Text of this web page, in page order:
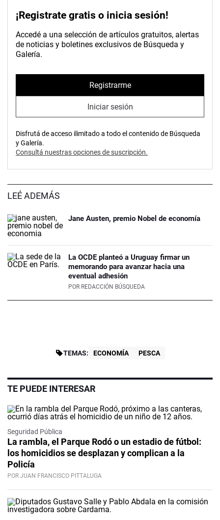
¡Registrate gratis o inicia sesión!
Accedé a una selección de artículos gratuitos, alertas
de noticias y boletines exclusivos de Búsqueda y
Galería.
Registrarme
Iniciar sesión
Disfrutá de acceso ilimitado a todo el contenido de Búsqueda
y Galería.
Consultá nuestras opciones de suscripción.
LEÉ ADEMÁS
Jane Austen, premio Nobel de economía
La OCDE planteó a Uruguay firmar un
memorando para avanzar hacia una
eventual adhesión
POR REDACCIÓN BÚSQUEDA
TEMAS: ECONOMÍA PESCA
TE PUEDE INTERESAR
Seguridad Pública
La rambla, el Parque Rodó o un estadio de fútbol:
los homicidios se desplazan y complican a la
Policía
POR JUAN FRANCISCO PITTALUGA